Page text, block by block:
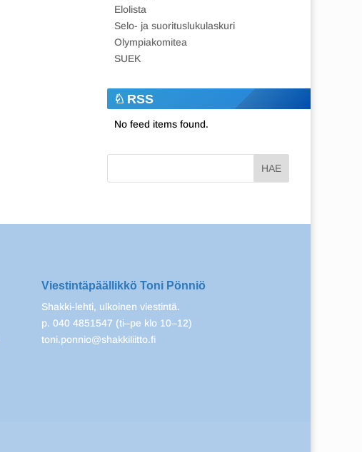
Elolista
Selo- ja suorituslukulaskuri
Olympiakomitea
SUEK
RSS
No feed items found.
Viestintäpäällikkö Toni Pönniö
Shakki-lehti, ulkoinen viestintä.
p. 040 4851547 (ti–pe klo 10–12)
toni.ponnio@shakkiliitto.fi